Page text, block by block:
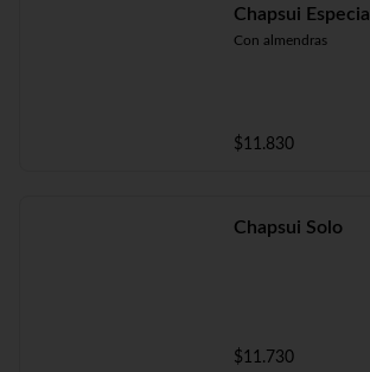
Chapsui Especial
Con almendras
$11.830
Chapsui Solo
$11.730